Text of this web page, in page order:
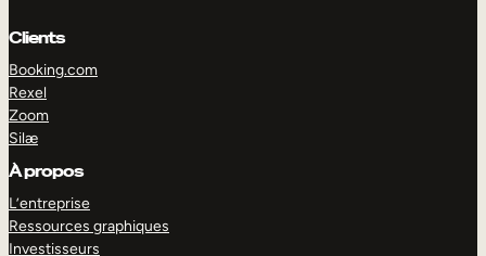
Clients
Booking.com
Rexel
Zoom
Silæ
À propos
L’entreprise
Ressources graphiques
Investisseurs